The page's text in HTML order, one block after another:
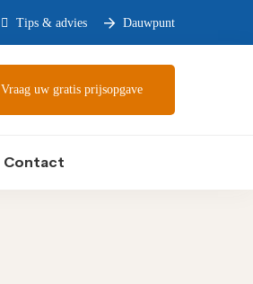
Tips & advies Dauwpunt
Vraag uw gratis prijsopgave
Contact